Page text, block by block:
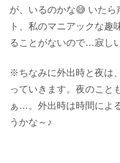
が、いるのかな😅 いた
ト、私のマニアックな趣
ることがないので…寂し
※ちなみに外出時と夜は
っていきます。夜のこと
ぁ…。外出時は時間によ
うかな～♪